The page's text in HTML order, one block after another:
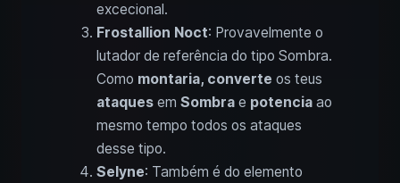
excecional.
Frostallion Noct: Provavelmente o
lutador de referência do tipo Sombra.
Como montaria, converte os teus
ataques em Sombra e potencia ao
mesmo tempo todos os ataques
desse tipo.
Selyne: Também é do elemento